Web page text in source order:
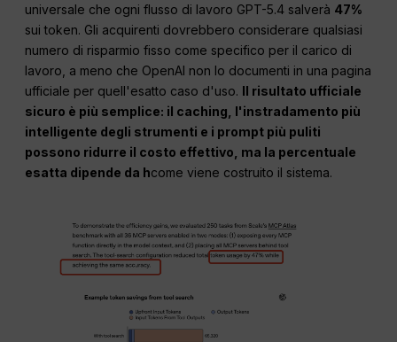
universale che ogni flusso di lavoro GPT-5.4 salverà 47%
sui token. Gli acquirenti dovrebbero considerare qualsiasi
numero di risparmio fisso come specifico per il carico di
lavoro, a meno che OpenAI non lo documenti in una pagina
ufficiale per quell'esatto caso d'uso. Il risultato ufficiale
sicuro è più semplice: il caching, l'instradamento più
intelligente degli strumenti e i prompt più puliti
possono ridurre il costo effettivo, ma la percentuale
esatta dipende da hcome viene costruito il sistema.